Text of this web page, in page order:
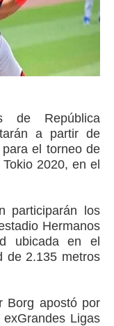
de República
a partir de
el torneo de
2020, en el
participarán los
Hermanos
ubicada en el
de 2.135 metros
Borg apostó por
Ligas